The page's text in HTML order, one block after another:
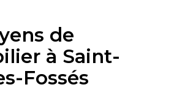
de
à Saint-
Fossés